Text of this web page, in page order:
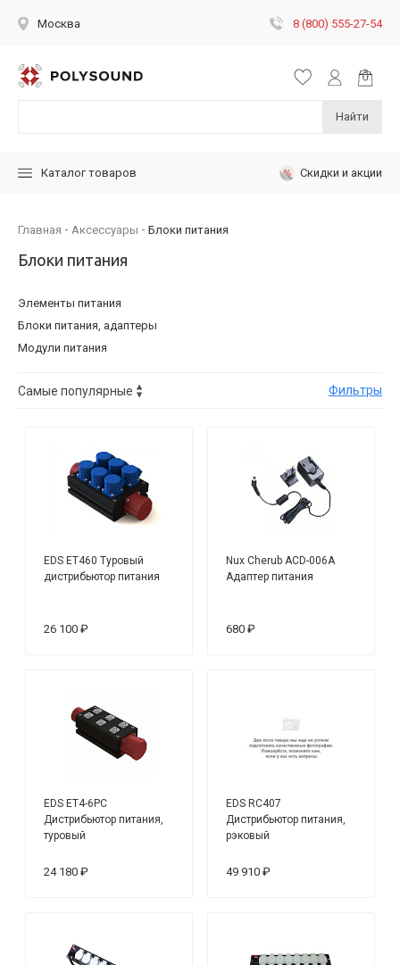
Москва 8 (800) 555-27-54
Найти
Каталог товаров Скидки и акции
Главная Аксессуары Блоки питания
Блоки питания
Элементы питания
Блоки питания, адаптеры
Модули питания
Фильтры
EDS ET460 Туровый
дистрибьютор питания
26 100 ₽
Nux Cherub ACD-006A
Адаптер питания
680 ₽
EDS ET4-6PC
Дистрибьютор питания,
туровый
24 180 ₽
EDS RC407
Дистрибьютор питания,
рэковый
49 910 ₽